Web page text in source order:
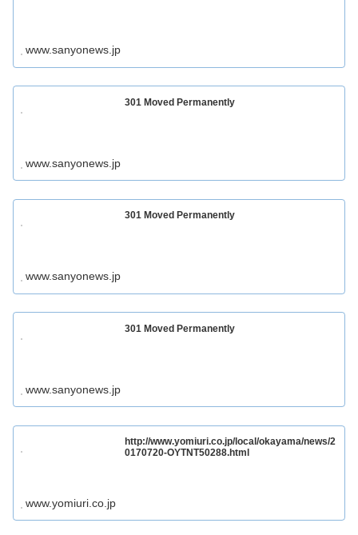
www.sanyonews.jp
301 Moved Permanently
www.sanyonews.jp
301 Moved Permanently
www.sanyonews.jp
301 Moved Permanently
www.sanyonews.jp
http://www.yomiuri.co.jp/local/okayama/news/2
0170720-OYTNT50288.html
www.yomiuri.co.jp